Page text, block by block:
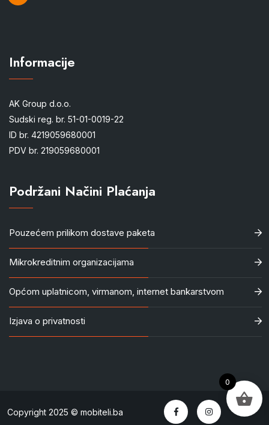
Informacije
AK Group d.o.o.
Sudski reg. br. 51-01-0019-22
ID br. 4219059680001
PDV br. 219059680001
Podržani Načini Plaćanja
Pouzećem prilikom dostave paketa
Mikrokreditnim organizacijama
Općom uplatnicom, virmanom, internet bankarstvom
Izjava o privatnosti
Copyright 2025 © mobiteli.ba
0